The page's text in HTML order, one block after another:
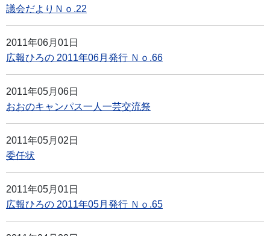
議会だよりＮｏ.22
2011年06月01日
広報ひろの 2011年06月発行 Ｎｏ.66
2011年05月06日
おおのキャンパス一人一芸交流祭
2011年05月02日
委任状
2011年05月01日
広報ひろの 2011年05月発行 Ｎｏ.65